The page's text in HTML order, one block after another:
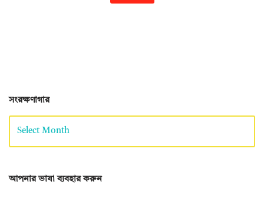
সংরক্ষণাগার
আপনার ভাষা ব্যবহার করুন